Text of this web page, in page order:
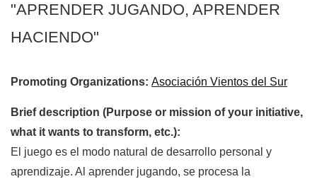
"APRENDER JUGANDO, APRENDER
HACIENDO"
Promoting Organizations: Asociación Vientos del Sur
Brief description (Purpose or mission of your initiative,
what it wants to transform, etc.):
El juego es el modo natural de desarrollo personal y
aprendizaje. Al aprender jugando, se procesa la